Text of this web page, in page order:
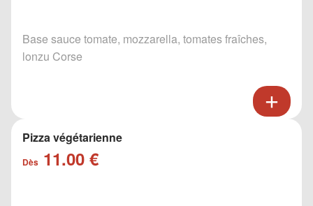
Base sauce tomate, mozzarella, tomates fraîches,
lonzu Corse
Pizza végétarienne
Dès 11.00 €